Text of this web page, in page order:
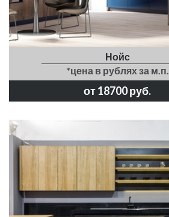
Нойс
*цена в рублях за м.п.
от 18700 руб.